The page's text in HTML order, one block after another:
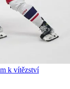
k vítězství